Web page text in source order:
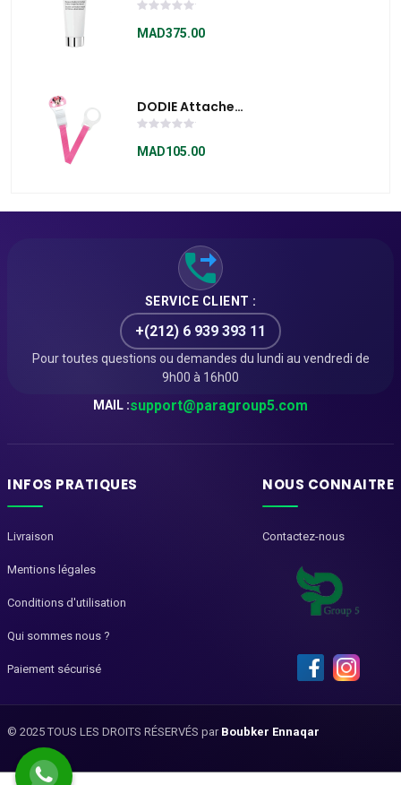
Mask 75ml
MAD375.00
DODIE Attache
Sucette Ruban
MINNIE
MAD105.00
SERVICE CLIENT :
+(212) 6 939 393 11
Pour toutes questions ou demandes du lundi au vendredi de
9h00 à 16h00
MAIL :support@paragroup5.com
INFOS PRATIQUES
Livraison
Mentions légales
Conditions d'utilisation
Qui sommes nous ?
Paiement sécurisé
NOUS CONNAITRE
Contactez-nous
© 2025 TOUS LES DROITS RÉSERVÉS par Boubker Ennaqar